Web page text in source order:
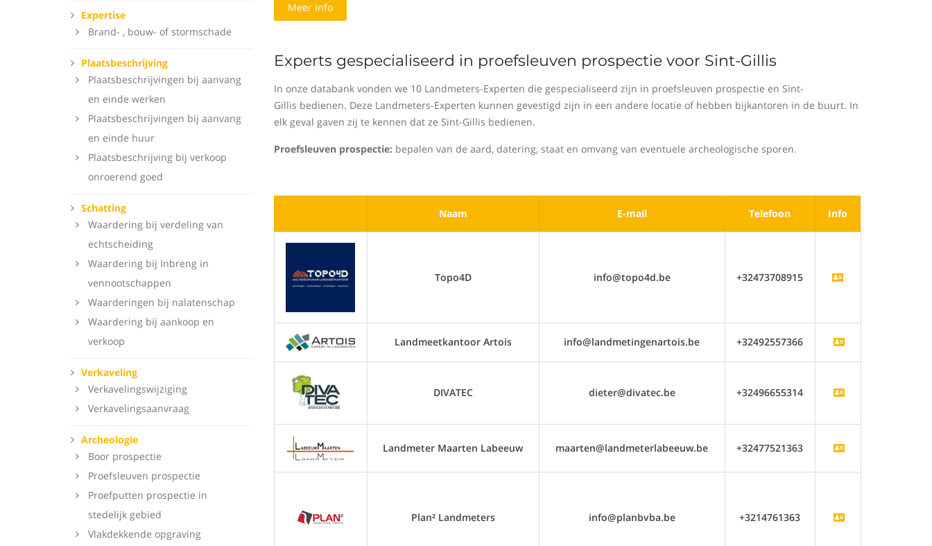
Expertise
Brand- , bouw- of stormschade
Plaatsbeschrijving
Plaatsbeschrijvingen bij aanvang
en einde werken
Plaatsbeschrijvingen bij aanvang
en einde huur
Plaatsbeschrijving bij verkoop
onroerend goed
Schatting
Waardering bij verdeling van
echtscheiding
Waardering bij Inbreng in
vennootschappen
Waarderingen bij nalatenschap
Waardering bij aankoop en
verkoop
Verkaveling
Verkavelingswijziging
Verkavelingsaanvraag
Archeologie
Boor prospectie
Proefsleuven prospectie
Proefputten prospectie in
stedelijk gebied
Vlakdekkende opgraving
Meer info
Experts gespecialiseerd in proefsleuven prospectie voor Sint-Gillis
In onze databank vonden we 10 Landmeters-Experten die gespecialiseerd zijn in proefsleuven prospectie en Sint-
Gillis bedienen. Deze Landmeters-Experten kunnen gevestigd zijn in een andere locatie of hebben bijkantoren in de buurt. In
elk geval gaven zij te kennen dat ze Sint-Gillis bedienen.
Proefsleuven prospectie: bepalen van de aard, datering, staat en omvang van eventuele archeologische sporen.
Naam E-mail Telefoon Info
Topo4D info@topo4d.be +32473708915
Landmeetkantoor Artois info@landmetingenartois.be +32492557366
DIVATEC dieter@divatec.be +32496655314
Landmeter Maarten Labeeuw maarten@landmeterlabeeuw.be +32477521363
Plan² Landmeters info@planbvba.be +3214761363